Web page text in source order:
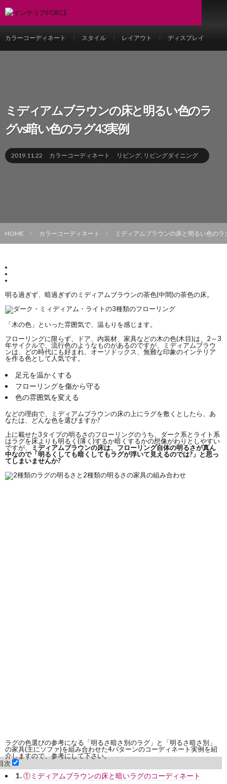
カラーコーディネート スタイル レイアウト ディスプレイ
ミディアムブラウンの床と明るい色のラ
グvs暗い色のラグ43実例
2019.11.22 カラーコーディネート リビング, リビングダイニング
HOME カラーコーディネート ミディアムブラウンの床と明るい色の
明る過ぎず、暗過ぎずのミディアムブラウンの茶色(中間)の茶色の床。
「木の色」といった雰囲気で、温もりを感じます。
フローリングに限らず、ドア、内装材、家具などの木の色(木目)は、2～3
年サイクルで、流行色のようなものがあるのですが、ミディアムブラウ
ンは、どの時代にも好まれ、オーソドックス、無難な印象のインテリア
を作る色として人気です。
足元を温かくする
フローリングを傷から守る
色の雰囲気を変える
などの理由で、ミディアムブラウンの床の上にラグを敷くとしたら、あ
なたは、どんな色を選びますか?
上に載せた3タイプの明るさのフローリングのうち、ダーク系とライト系
はラグを床よりも明るく(薄く)するか暗くするかの想像がわりとしやすい
ですが、
ミディアムブラウンの床は、フローリング自体の明るさが真ん
中なので「明るくしても暗くしてもラグが浮いて見えるのでは?」と思っ
てしまいませんか?
ラグの色選びの参考になる「明るさ暗さ別のラグ」と「明るさ暗さ別」
の家具(主にソファ)を組み合わせた4パターンのコーディネート実例を紹
介しますので、参考にして下さい。
次
1.①ミディアムブラウンの床と暗いラグのコーディネート